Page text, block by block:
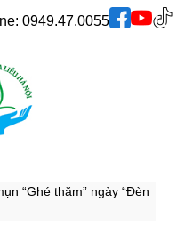
0949.47.0055
“Ghé thăm” ngày “Đèn